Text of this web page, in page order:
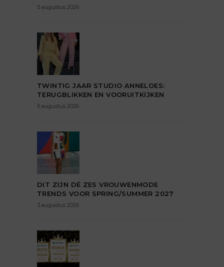
5 augustus 2026
TWINTIG JAAR STUDIO ANNELOES:
TERUGBLIKKEN EN VOORUITKIJKEN
5 augustus 2026
DIT ZIJN DÉ ZES VROUWENMODE
TRENDS VOOR SPRING/SUMMER 2027
3 augustus 2026